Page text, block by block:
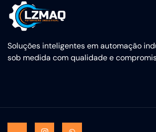
Soluções inteligentes em automação
sob medida com qualidade e